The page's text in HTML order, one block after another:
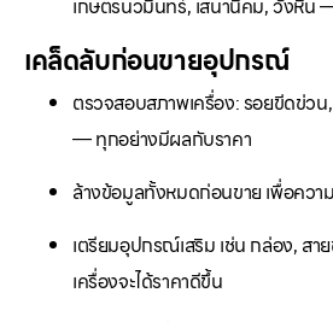
เกษตรนวมินทร์, เสนานิคม, วังหิน
เคล็ดลับก่อนขายอุปกรณ์
ตรวจสอบสภาพเครื่อง: รอยขีดข่ว
— ทุกอย่างมีผลกับราคา
ล้างข้อมูลทั้งหมดก่อนขาย เพื่อคว
เตรียมอุปกรณ์เสริม เช่น กล่อง, สา
เครื่องจะได้ราคาดีขึ้น